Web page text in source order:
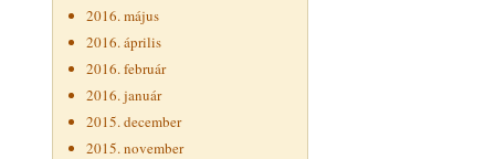
2016. május
2016. április
2016. február
2016. január
2015. december
2015. november